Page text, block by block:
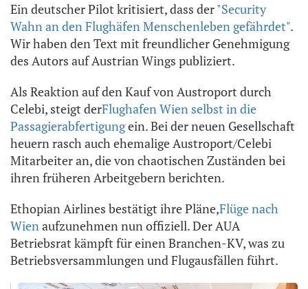
Ein deutscher Pilot kritisiert, dass der"Security
Wahn an den Flughäfen Menschenleben gefährdet".
Wir haben den Text mit freundlicher Genehmigung
des Autors auf Austrian Wings publiziert.
Als Reaktion auf den Kauf von Austroport durch
Celebi, steigt derFlughafen Wien selbst in die
Passagierabfertigungein. Bei der neuen Gesellschaft
heuern rasch auch ehemalige Austroport/Celebi
Mitarbeiter an, die von chaotischen Zuständen bei
ihren früheren Arbeitgebern berichten.
Ethopian Airlines bestätigt ihre Pläne,Flüge nach
Wienaufzunehmen nun offiziell. Der AUA
Betriebsrat kämpft für einen Branchen-KV, was zu
Betriebsversammlungen und Flugausfällen führt.